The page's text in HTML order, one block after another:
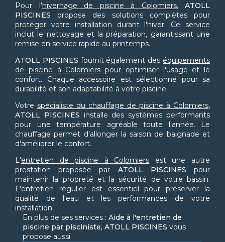
Pour l'hivernage de piscine à Colomiers, ATOLL
PISCINES propose des solutions complètes pour
protéger votre installation durant l'hiver. Ce service
inclut le nettoyage et la préparation, garantissant une
remise en service rapide au printemps.
ATOLL PISCINES fournit également des équipements
de piscine à Colomiers pour optimiser l'usage et le
confort. Chaque accessoire est sélectionné pour sa
durabilité et son adaptabilité à votre piscine.
Votre spécialiste du chauffage de piscine à Colomiers,
ATOLL PISCINES installe des systèmes performants
pour une température agréable toute l'année. Le
chauffage permet d'allonger la saison de baignade et
d'améliorer le confort.
L'entretien de piscine à Colomiers est une autre
prestation proposée par ATOLL PISCINES pour
maintenir la propreté et la sécurité de votre bassin.
L'entretien régulier est essentiel pour préserver la
qualité de l'eau et les performances de votre
installation.
En plus de ses services : Aide à l'entretien de
piscine par pisciniste, ATOLL PISCINES vous
propose aussi :